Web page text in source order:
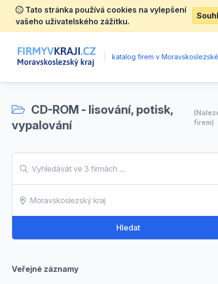
Tato stránka používá cookies na vylepšení
vašeho uživatelského zážitku.
katalog firem v
CD-ROM - lisování, potisk,
vypalování
firem)
Hledat
Veřejné záznamy